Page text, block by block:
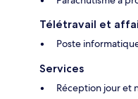
Télétravail et
Poste
Services
Réception jour et